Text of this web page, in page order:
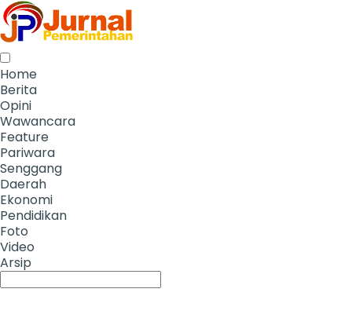
Home
Berita
Opini
Wawancara
Feature
Pariwara
Senggang
Daerah
Ekonomi
Pendidikan
Foto
Video
Arsip